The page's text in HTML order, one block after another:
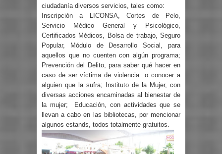
ciudadanía diversos servicios, tales como:
Inscripción a LICONSA, Cortes de Pelo,
Servicio Médico General y Psicológico,
Certificados Médicos, Bolsa de trabajo, Seguro
Popular, Módulo de Desarrollo Social, para
aquellos que no cuenten con algún programa;
Prevención del Delito, para saber qué hacer en
caso de ser víctima de violencia o conocer a
alguien que la sufra; Instituto de la Mujer, con
diversas acciones encaminadas al bienestar de
la mujer; Educación, con actividades que se
llevan a cabo en las bibliotecas, por mencionar
algunos estands, todos totalmente gratuitos.